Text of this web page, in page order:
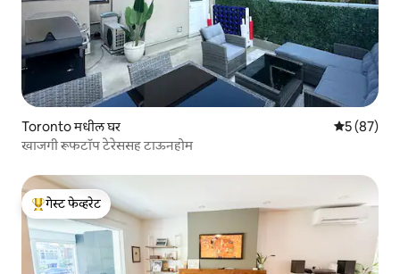
Toronto मधील घर 5 पैकी 5
5 (87)
खाजगी रूफटॉप टेरेससह टाऊनहोम
टॉप गेस्ट फेव्हरेट
गेस्ट फेव्हरेट